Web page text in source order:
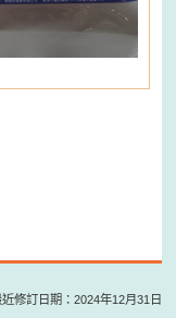
近修訂日期：2024年12月31日